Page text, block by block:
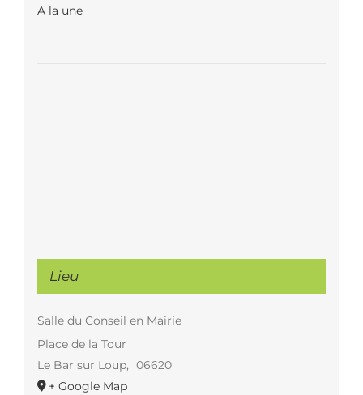
A la une
Lieu
Salle du Conseil en Mairie
Place de la Tour
Le Bar sur Loup, 06620
+ Google Map